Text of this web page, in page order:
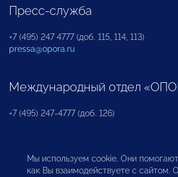
Пресс-служба
+7 (495) 247 4777 (доб. 115, 114, 113)
pressa@opora.ru
Международный отдел
+7 (495) 247-4777 (доб. 126)
Бюро по защите прав
инвесторов
Мы используем cookie. Они помогают
как Вы взаимодействуете с сайтом.